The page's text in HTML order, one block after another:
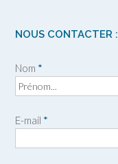
NOUS CONTACTER :
Nom *
é
E-mail *